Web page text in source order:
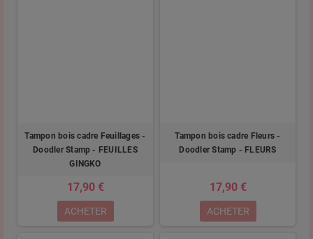
Tampon bois cadre Feuillages -
Doodler Stamp - FEUILLES
GINGKO
17,90 €
ACHETER
Tampon bois cadre Fleurs -
Doodler Stamp - FLEURS
17,90 €
ACHETER